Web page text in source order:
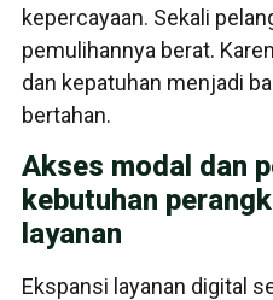
kepercayaan. Sekali
pemulihannya berat.
dan kepatuhan menjadi
bertahan.
Akses modal dan
kebutuhan
layanan
Ekspansi layanan digital